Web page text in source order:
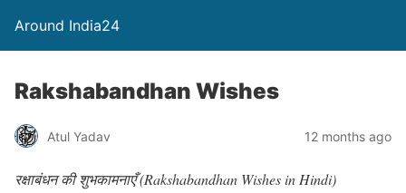
Around India24
Rakshabandhan Wishes
Atul Yadav 12 months ago
रक्षाबंधन की शुभकामनाएँ (Rakshabandhan Wishes in Hindi)